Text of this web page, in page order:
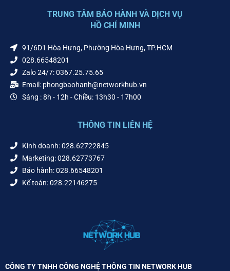
TRUNG TÂM BẢO HÀNH VÀ DỊCH VỤ
HỒ CHÍ MINH
91/6D1 Hòa Hưng, Phường Hòa Hưng, TP.HCM
028.66548201
Zalo 24/7: 0367.25.75.65
Email: phongbaohanh@networkhub.vn
Sáng : 8h - 12h - Chiều: 13h30 - 17h00
THÔNG TIN LIÊN HỆ
Kinh doanh: 028.62722845
Marketing: 028.62773767
Bảo hành: 028.66548201
Kế toán: 028.22146275
CÔNG TY TNHH CÔNG NGHỆ THÔNG TIN NETWORK HUB